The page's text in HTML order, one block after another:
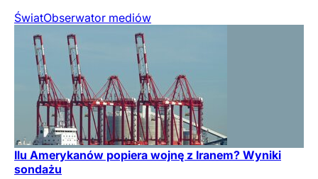
ŚwiatObserwator mediów
Ilu Amerykanów popiera wojnę z Iranem? Wyniki
sondażu